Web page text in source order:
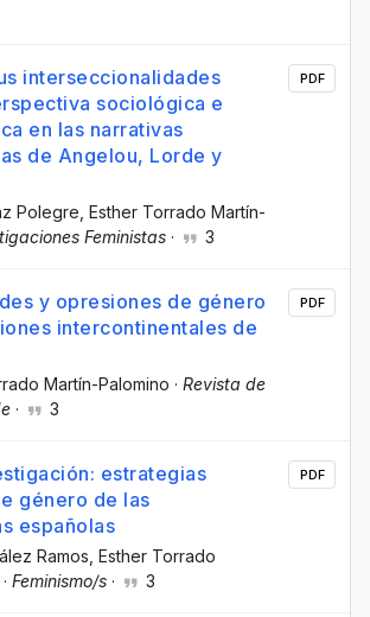
interseccionalidades
sociológica e
en las narrativas
de Angelou, Lorde y
Polegre , Esther Torrado Martín-
Feministas · 3
PDF
y opresiones de género
intercontinentales de
Martín-Palomino · Revista de
· 3
PDF
estrategias
género de las
españolas
Ramos , Esther Torrado
· Feminismo/s · 3
PDF